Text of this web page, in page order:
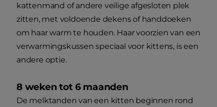
kattenmand of andere veilige afgesloten plek
zitten, met voldoende dekens of handdoeken
om haar warm te houden. Haar voorzien van een
verwarmingskussen speciaal voor kittens, is een
andere optie.
8 weken tot 6 maanden
De melktanden van een kitten beginnen rond